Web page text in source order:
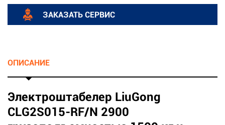
ЗАКАЗАТЬ СЕРВИС
ОПИСАНИЕ
Электроштабелер LiuGong
CLG2S015-RF/N 2900